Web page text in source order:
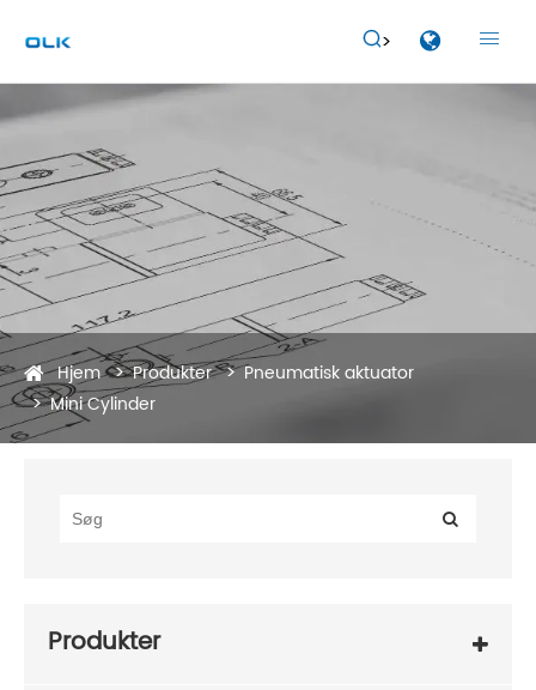
 
Hjem Produkter
Pneumatisk aktuator
Mini Cylinder
Produkter